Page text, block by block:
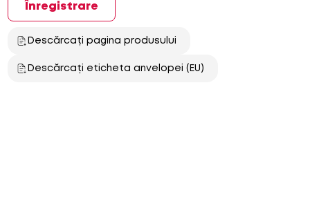
Înregistrare
Descărcați pagina produsului
Descărcați eticheta anvelopei (EU)